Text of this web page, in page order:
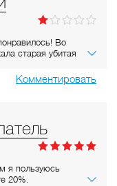
Во
старая убитая
но доехать на
такси или
Комментировать
я пользуюсь
20%.